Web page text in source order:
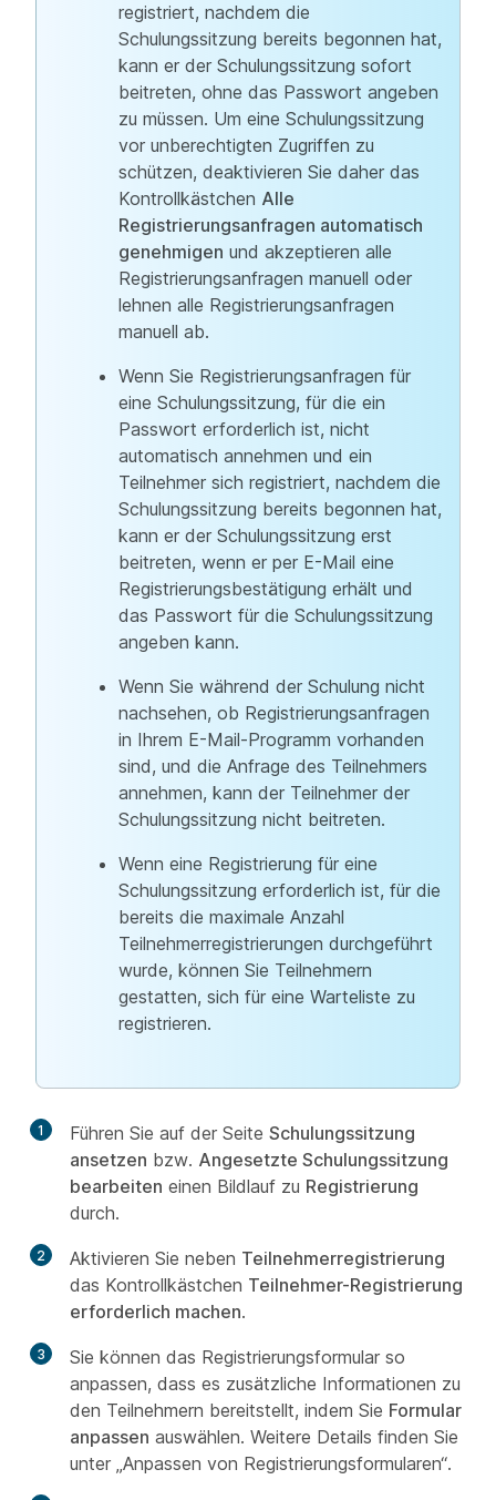
registriert, nachdem die
Schulungssitzung bereits begonnen hat,
kann er der Schulungssitzung sofort
beitreten, ohne das Passwort angeben
zu müssen. Um eine Schulungssitzung
vor unberechtigten Zugriffen zu
schützen, deaktivieren Sie daher das
Kontrollkästchen Alle
Registrierungsanfragen automatisch
genehmigen und akzeptieren alle
Registrierungsanfragen manuell oder
lehnen alle Registrierungsanfragen
manuell ab.
Wenn Sie Registrierungsanfragen für
eine Schulungssitzung, für die ein
Passwort erforderlich ist, nicht
automatisch annehmen und ein
Teilnehmer sich registriert, nachdem die
Schulungssitzung bereits begonnen hat,
kann er der Schulungssitzung erst
beitreten, wenn er per E-Mail eine
Registrierungsbestätigung erhält und
das Passwort für die Schulungssitzung
angeben kann.
Wenn Sie während der Schulung nicht
nachsehen, ob Registrierungsanfragen
in Ihrem E-Mail-Programm vorhanden
sind, und die Anfrage des Teilnehmers
annehmen, kann der Teilnehmer der
Schulungssitzung nicht beitreten.
Wenn eine Registrierung für eine
Schulungssitzung erforderlich ist, für die
bereits die maximale Anzahl
Teilnehmerregistrierungen durchgeführt
wurde, können Sie Teilnehmern
gestatten, sich für eine Warteliste zu
registrieren.
1 Führen Sie auf der Seite Schulungssitzung
ansetzen bzw. Angesetzte Schulungssitzung
bearbeiten einen Bildlauf zu Registrierung
durch.
2 Aktivieren Sie neben Teilnehmerregistrierung
das Kontrollkästchen Teilnehmer-Registrierung
erforderlich machen.
3
Sie können das Registrierungsformular so
anpassen, dass es zusätzliche Informationen zu
den Teilnehmern bereitstellt, indem Sie Formular
anpassen auswählen. Weitere Details finden Sie
unter „Anpassen von Registrierungsformularen“.